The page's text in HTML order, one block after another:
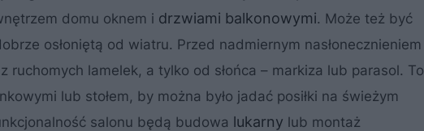
domu oknem i drzwiami balkonowymi. Może też być
osłoniętą od wiatru. Przed nadmiernym nasłonecznieniem
lamelek, a tylko od słońca – markiza lub parasol. To
lub stołem, by można było jadać posiłki na świeżym
salonu będą budowa lukarny lub montaż